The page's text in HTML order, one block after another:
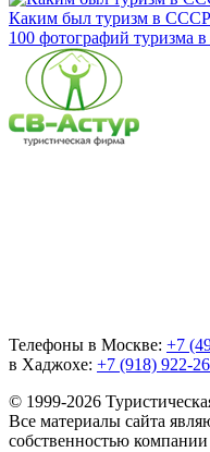
Каким был туризм в СССР
100 фотографий туризма
Телефоны в Москве: +7
в Хаджохе: +7 (918) 922-
© 1999-2026
Все материалы сайта
собственностью